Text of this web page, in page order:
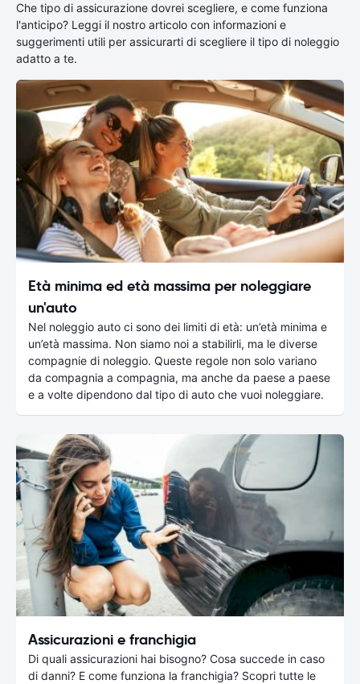
Che tipo di assicurazione dovrei scegliere, e come funziona
l'anticipo? Leggi il nostro articolo con informazioni e
suggerimenti utili per assicurarti di scegliere il tipo di noleggio
adatto a te.
Età minima ed età massima per noleggiare
un'auto
Nel noleggio auto ci sono dei limiti di età: un’età minima e
un’età massima. Non siamo noi a stabilirli, ma le diverse
compagnie di noleggio. Queste regole non solo variano
da compagnia a compagnia, ma anche da paese a paese
e a volte dipendono dal tipo di auto che vuoi noleggiare.
Assicurazioni e franchigia
Di quali assicurazioni hai bisogno? Cosa succede in caso
di danni? E come funziona la franchigia? Scopri tutte le